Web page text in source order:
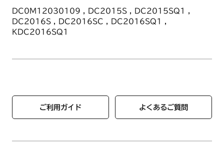
DC0M12030109 , DC2015S , DC2015SQ1 ,
DC2016S , DC2016SC , DC2016SQ1 ,
KDC2016SQ1
ご利用ガイド よくあるご質問